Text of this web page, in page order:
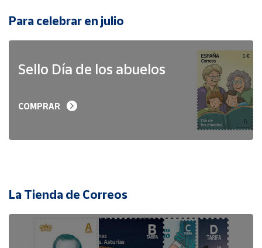
Para celebrar en julio
Sello Día de los abuelos
COMPRAR
La Tienda de Correos